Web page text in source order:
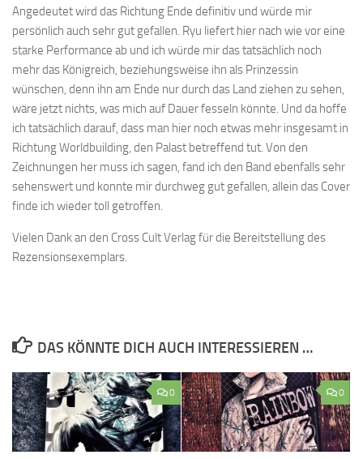
Angedeutet wird das Richtung Ende definitiv und würde mir
persönlich auch sehr gut gefallen. Ryu liefert hier nach wie vor eine
starke Performance ab und ich würde mir das tatsächlich noch
mehr das Königreich, beziehungsweise ihn als Prinzessin
wünschen, denn ihn am Ende nur durch das Land ziehen zu sehen,
wäre jetzt nichts, was mich auf Dauer fesseln könnte. Und da hoffe
ich tatsächlich darauf, dass man hier noch etwas mehr insgesamt in
Richtung Worldbuilding, den Palast betreffend tut. Von den
Zeichnungen her muss ich sagen, fand ich den Band ebenfalls sehr
sehenswert und konnte mir durchweg gut gefallen, allein das Cover
finde ich wieder toll getroffen.
Vielen Dank an den Cross Cult Verlag für die Bereitstellung des
Rezensionsexemplars.
DAS KÖNNTE DICH AUCH INTERESSIEREN …
0 0